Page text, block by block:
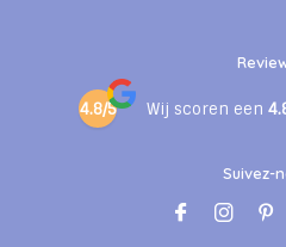
4.8/5 Wij scoren een
Suivez-